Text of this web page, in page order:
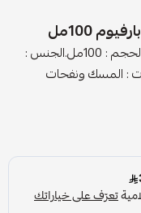
100مل
عطر كافالير سول دي فولكان او دى بارفيوم . الحجم : 100مل.الجنس :
: المسك ونفحات